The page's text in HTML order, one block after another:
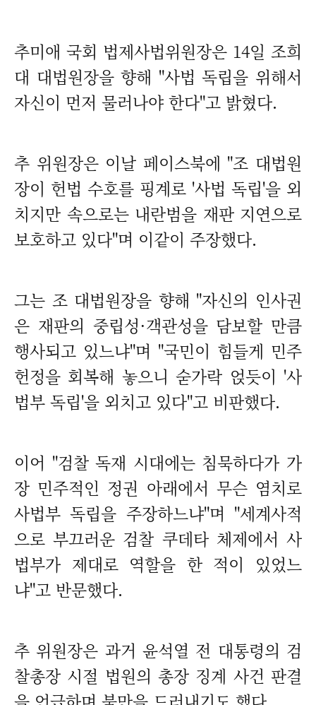
추미애 국회 법제사법위원장은 14일 조희
대 대법원장을 향해 "사법 독립을 위해서
자신이 먼저 물러나야 한다"고 밝혔다.
추 위원장은 이날 페이스북에 "조 대법원
장이 헌법 수호를 핑계로 '사법 독립'을 외
치지만 속으로는 내란범을 재판 지연으로
보호하고 있다"며 이같이 주장했다.
그는 조 대법원장을 향해 "자신의 인사권
은 재판의 중립성·객관성을 담보할 만큼
행사되고 있느냐"며 "국민이 힘들게 민주
헌정을 회복해 놓으니 숟가락 얹듯이 '사
법부 독립'을 외치고 있다"고 비판했다.
이어 "검찰 독재 시대에는 침묵하다가 가
장 민주적인 정권 아래에서 무슨 염치로
사법부 독립을 주장하느냐"며 "세계사적
으로 부끄러운 검찰 쿠데타 체제에서 사
법부가 제대로 역할을 한 적이 있었느
냐"고 반문했다.
추 위원장은 과거 윤석열 전 대통령의 검
찰총장 시절 법원의 총장 징계 사건 판결